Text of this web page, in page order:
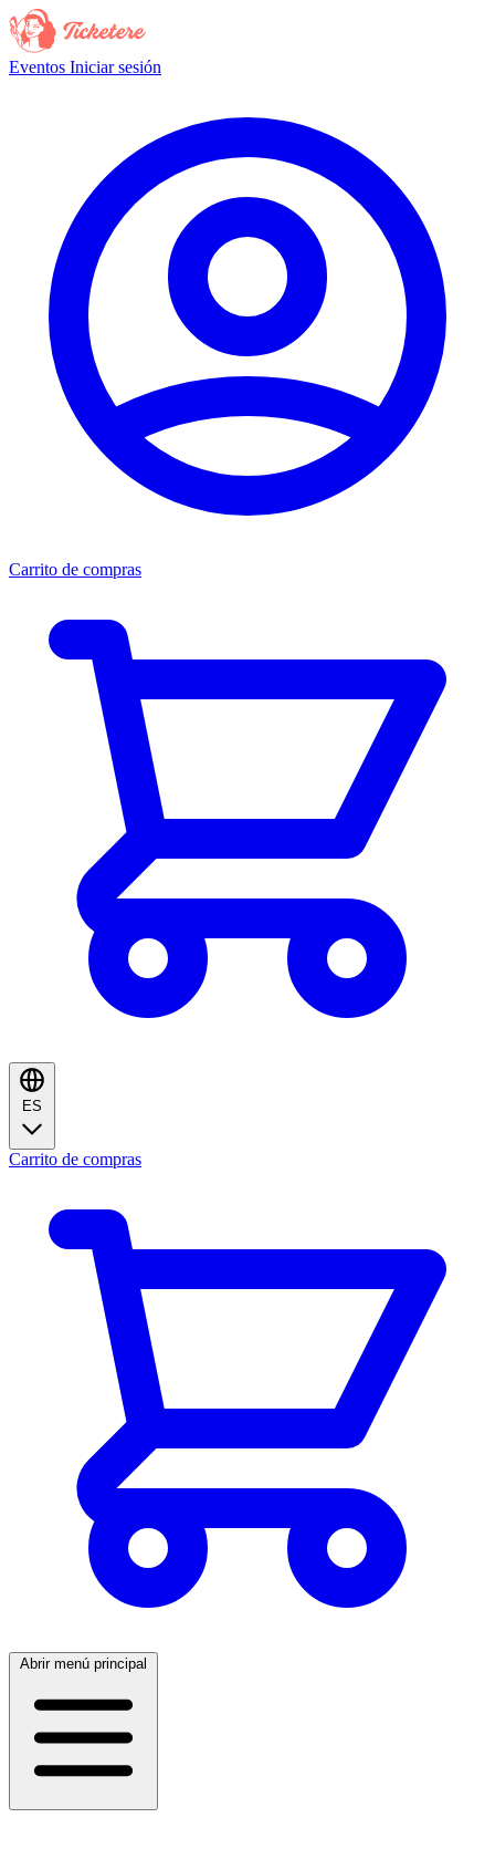
Eventos Iniciar sesión
Carrito de compras
ES
Carrito de compras
Abrir menú principal